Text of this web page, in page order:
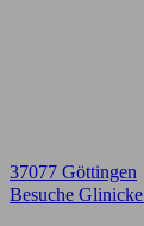
37077 Göttingen
Besuche Glinicke